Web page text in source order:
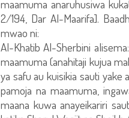
maamuma anaruhusiwa
2/194, Dar Al-Maarifa].
mwao ni:
Al-Khatib Al-Sherbini
maamuma (anahitaji kujua
ya safu au kuisikia sauti
pamoja na maamuma,
maana kuwa anayeikariri